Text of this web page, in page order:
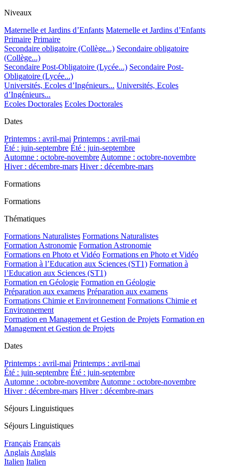
Niveaux
Maternelle et Jardins d’Enfants Maternelle et Jardins d’Enfants
Primaire Primaire
Secondaire obligatoire (Collège...) Secondaire obligatoire
(Collège...)
Secondaire Post-Obligatoire (Lycée...) Secondaire Post-
Obligatoire (Lycée...)
Universités, Ecoles d’Ingénieurs... Universités, Ecoles
d’Ingénieurs...
Ecoles Doctorales Ecoles Doctorales
Dates
Printemps : avril-mai Printemps : avril-mai
Été : juin-septembre Été : juin-septembre
Automne : octobre-novembre Automne : octobre-novembre
Hiver : décembre-mars Hiver : décembre-mars
Formations
Formations
Thématiques
Formations Naturalistes Formations Naturalistes
Formation Astronomie Formation Astronomie
Formations en Photo et Vidéo Formations en Photo et Vidéo
Formation à l’Education aux Sciences (ST1) Formation à
l’Education aux Sciences (ST1)
Formation en Géologie Formation en Géologie
Préparation aux examens Préparation aux examens
Formations Chimie et Environnement Formations Chimie et
Environnement
Formation en Management et Gestion de Projets Formation en
Management et Gestion de Projets
Dates
Printemps : avril-mai Printemps : avril-mai
Été : juin-septembre Été : juin-septembre
Automne : octobre-novembre Automne : octobre-novembre
Hiver : décembre-mars Hiver : décembre-mars
Séjours Linguistiques
Séjours Linguistiques
Français Français
Anglais Anglais
Italien Italien